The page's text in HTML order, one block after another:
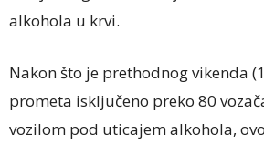
alkohola u krvi.
Nakon što je prethodnog vikenda
prometa isključeno preko 80
vozilom pod uticajem alkohola,